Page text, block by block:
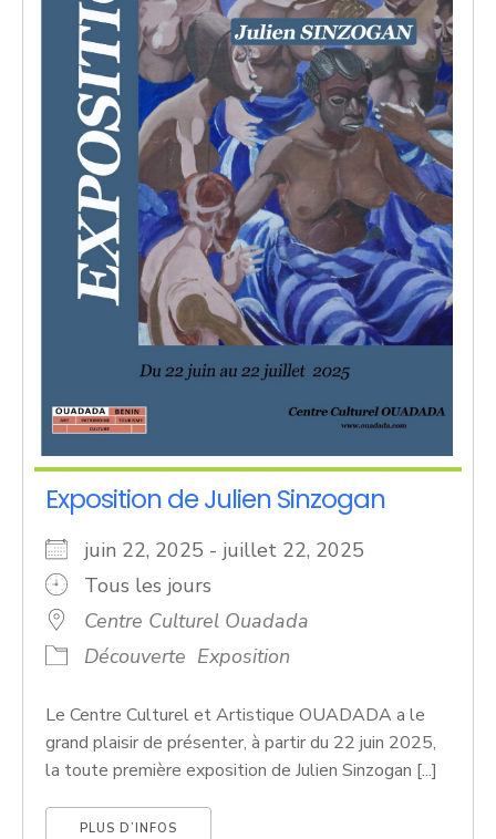
Exposition de Julien Sinzogan
juin 22, 2025 - juillet 22, 2025
Tous les jours
Centre Culturel Ouadada
Découverte Exposition
Le Centre Culturel et Artistique OUADADA a le
grand plaisir de présenter, à partir du 22 juin 2025,
la toute première exposition de Julien Sinzogan [...]
PLUS D’INFOS